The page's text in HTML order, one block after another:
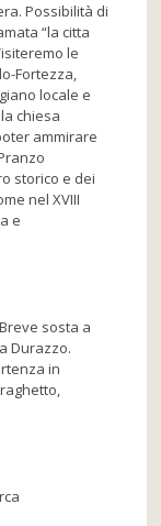
Possibilità di
“la citta
le
Fortezza,
locale e
chiesa
ammirare
storico e dei
nel XVIII
e
sosta a
Durazzo.
in